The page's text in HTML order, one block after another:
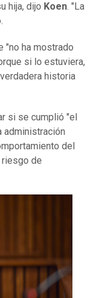
hija, dijo Koen. "La
"no ha mostrado
si lo estuviera,
historia
si se cumplió "el
administración
del
de